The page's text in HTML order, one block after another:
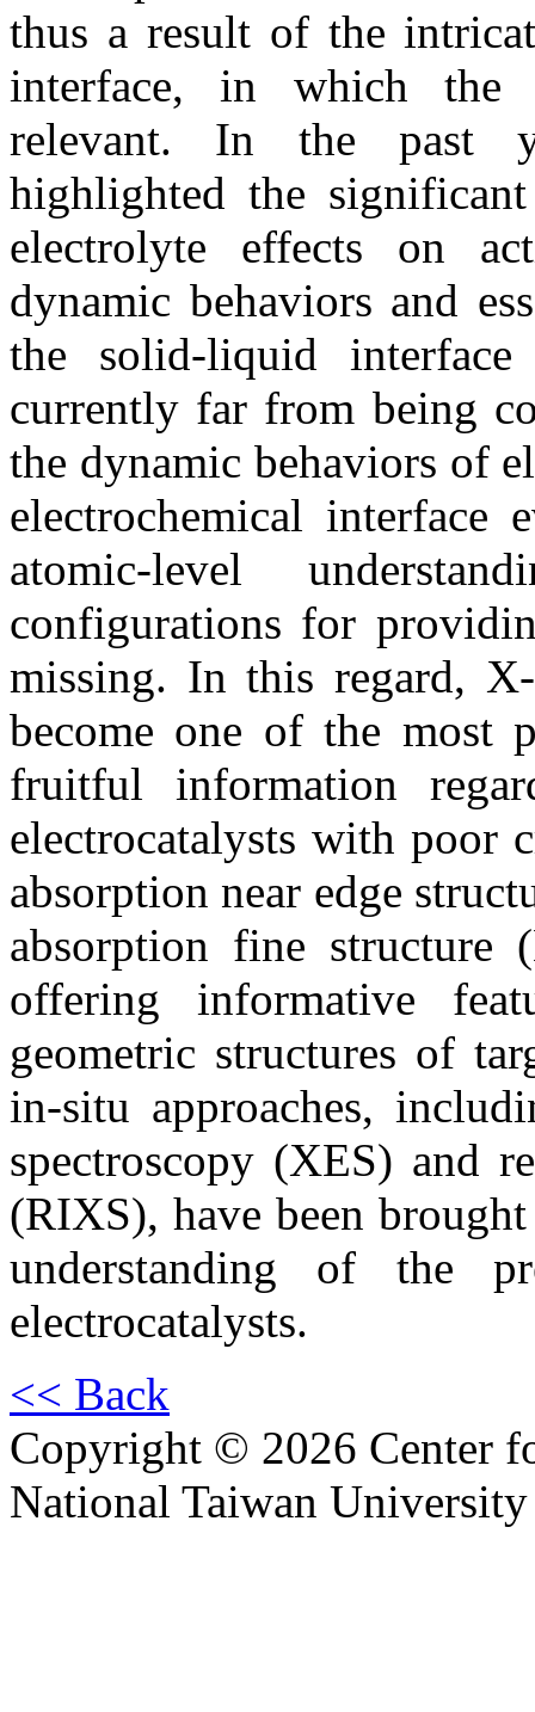
thus a result of the
interface, in which the
relevant. In the past
highlighted the
electrolyte effects on
dynamic behaviors and
the solid-liquid
currently far from being
the dynamic behaviors of
electrochemical interface
atomic-level
configurations for
missing. In this regard,
become one of the most
fruitful information
electrocatalysts with poor
absorption near edge
absorption fine structure
offering informative
geometric structures of
in-situ approaches,
spectroscopy (XES) and
(RIXS), have been
understanding of the
electrocatalysts.
<< Back
Copyright © 2026 Center
National Taiwan University